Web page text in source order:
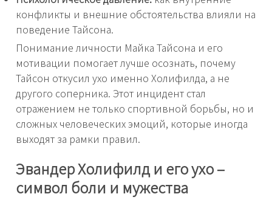
конфликты и внешние обстоятельства влияли на
поведение Тайсона.
Понимание личности Майка Тайсона и его
мотивации помогает лучше осознать, почему
Тайсон откусил ухо именно Холифилда, а не
другого соперника. Этот инцидент стал
отражением не только спортивной борьбы, но и
сложных человеческих эмоций, которые иногда
выходят за рамки правил.
Эвандер Холифилд и его ухо –
символ боли и мужества